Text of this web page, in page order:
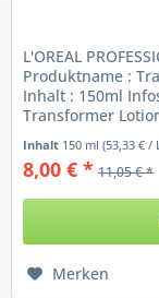
L'OREAL
Produktname :
Inhalt : 150ml
Transformer
Inhalt 150 ml(53,33 € /
8,00 € * 11,05 € *
Merken